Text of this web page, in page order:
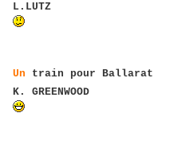
L.LUTZ
Un train pour Ballarat
K. GREENWOOD